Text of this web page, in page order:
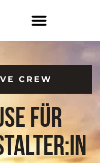
CREW
für